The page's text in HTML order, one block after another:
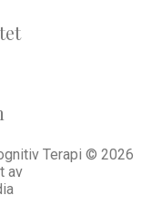
Terapi © 2026
av